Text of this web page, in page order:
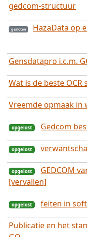
gedcom-structuur
HazaData op
Gensdatapro i.c.m.
Wat is de beste OCR
Vreemde opmaak in
Gedcom
GEDCOM
[vervallen]
feiten in
Publicatie en het